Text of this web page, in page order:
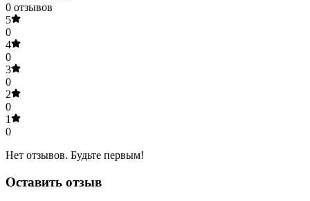
0 отзывов
5
0
4
0
3
0
2
0
1
0
Нет отзывов. Будьте первым!
Оставить отзыв